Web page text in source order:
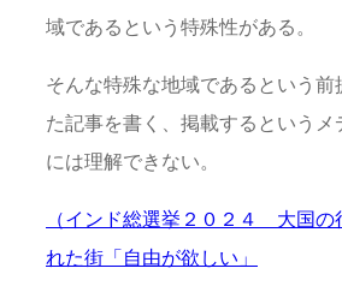
域であるという特殊性がある。
そんな特殊な地域であるという前
た記事を書く、掲載するというメ
には理解できない。
（インド総選挙２０２４ 大国の
れた街「自由が欲しい」